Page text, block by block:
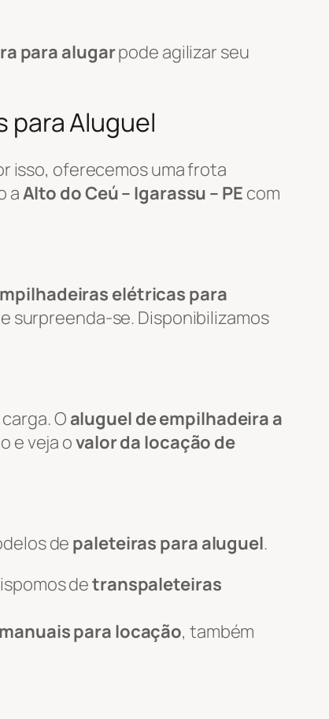
para alugarpode agilizar seu
para Aluguel
isso, oferecemos uma frota
aAlto do Ceú – Igarassu – PE com
elétricas para
e surpreenda-se. Disponibilizamos
O aluguel de empilhadeira a
e veja ovalor da locação de
de paleteiras para aluguel.
detranspaleteiras
para locação, também